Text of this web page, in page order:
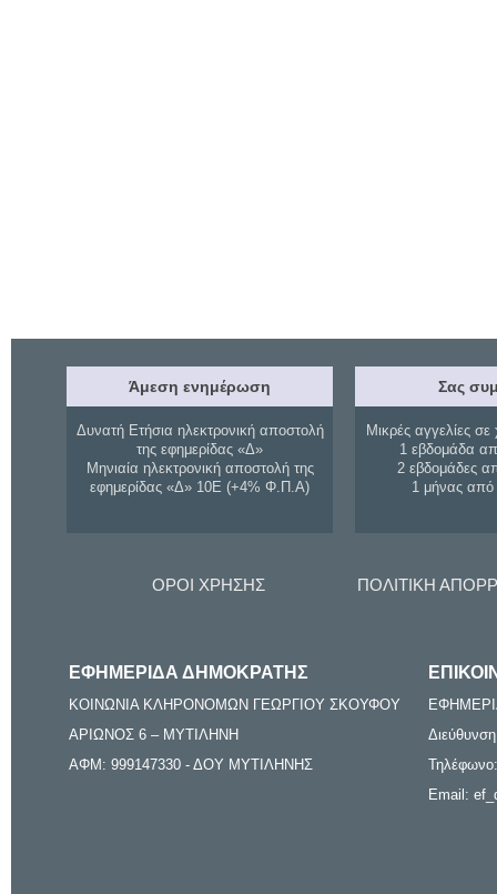
Άμεση ενημέρωση
Δυνατή Ετήσια ηλεκτρονική αποστολή
της εφημερίδας «Δ»
Μηνιαία ηλεκτρονική αποστολή της
εφημερίδας «Δ» 10Ε (+4% Φ.Π.Α)
Σας
Μικρές αγγελίες σε
1 εβδομάδα
2 εβδομάδες
1 μήνας
ΟΡΟΙ ΧΡΗΣΗΣ ΠΟΛΙΤΙΚΗ
ΕΦΗΜΕΡΙΔΑ ΔΗΜΟΚΡΑΤΗΣ
ΚΟΙΝΩΝΙΑ ΚΛΗΡΟΝΟΜΩΝ ΓΕΩΡΓΙΟΥ ΣΚΟΥΦΟΥ
ΑΡΙΩΝΟΣ 6 – ΜΥΤΙΛΗΝΗ
ΑΦΜ: 999147330 - ΔΟΥ ΜΥΤΙΛΗΝΗΣ
Email: